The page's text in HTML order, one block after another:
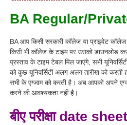
BA Regular/
BA आप किसी सरकारी कॉलेज या प्राइवेट
किसी भी कॉलेज के टाइम पर उसको डाउनलोड
प्रस्ताव के टाइम टेबल मिल जाएंगे, सभी
को कुछ यूनिवर्सिटी अलग अलग तारीख को करती
सभी के एग्जाम को करती है । अब आपको अपने
करने की आवश्यकता नहीं है ।
बीए परीक्षा date